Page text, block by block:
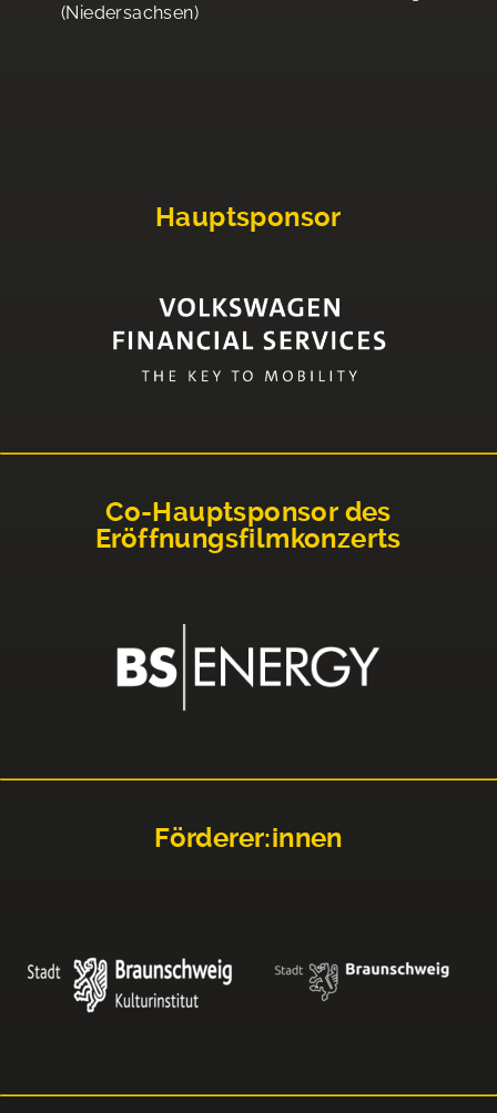
(Niedersachsen)
Hauptsponsor
Co-Hauptsponsor des
Eröffnungsfilmkonzerts
Förderer:innen